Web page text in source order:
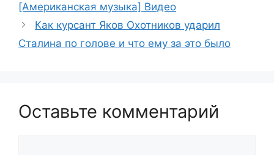
[Американская музыка] Видео
Как курсант Яков Охотников ударил
Сталина по голове и что ему за это было
Оставьте комментарий